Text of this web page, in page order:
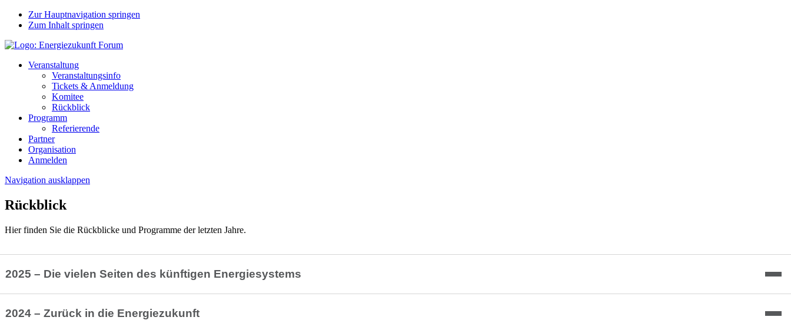
Zur Hauptnavigation springen
Zum Inhalt springen
Veranstaltung
Veranstaltungsinfo
Tickets & Anmeldung
Komitee
Rückblick
Programm
Referierende
Partner
Organisation
Anmelden
Navigation ausklappen
Rückblick
Hier finden Sie die Rückblicke und Programme der letzten Jahre.
2025 – Die vielen Seiten des künftigen Energiesystems
2024 – Zurück in die Energiezukunft